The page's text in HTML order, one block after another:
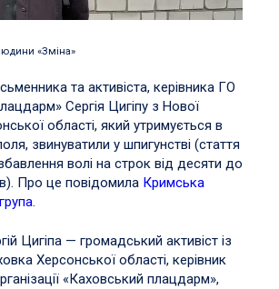
«Зміна»
та активіста, керівника ГО
Сергія Цигіпу з Нової
області, який утримується в
звинуватили у шпигунстві (стаття
волі на строк від десяти до
Про це повідомила Кримська
.
Цигіпа — громадський активіст із
Херсонської області, керівник
«Каховський плацдарм»,